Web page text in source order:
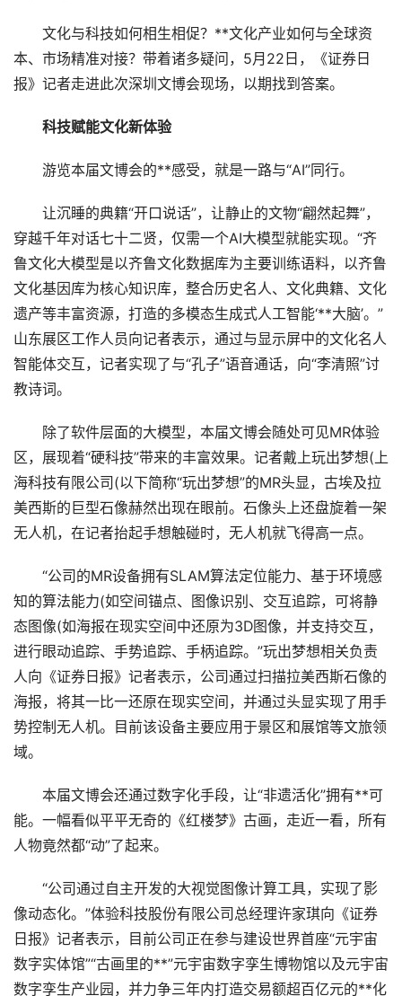
文化与科技如何相生相促？**文化产业如何与全球资
本、市场精准对接？带着诸多疑问，5月22日，《证券日
报》记者走进此次深圳文博会现场，以期找到答案。
科技赋能文化新体验
游览本届文博会的**感受，就是一路与“AI”同行。
让沉睡的典籍“开口说话”，让静止的文物“翩然起舞”，
穿越千年对话七十二贤，仅需一个AI大模型就能实现。“齐
鲁文化大模型是以齐鲁文化数据库为主要训练语料，以齐鲁
文化基因库为核心知识库，整合历史名人、文化典籍、文化
遗产等丰富资源，打造的多模态生成式人工智能‘**大脑’。”
山东展区工作人员向记者表示，通过与显示屏中的文化名人
智能体交互，记者实现了与“孔子”语音通话，向“李清照”讨
教诗词。
除了软件层面的大模型，本届文博会随处可见MR体验
区，展现着“硬科技”带来的丰富效果。记者戴上玩出梦想(上
海科技有限公司(以下简称“玩出梦想”的MR头显，古埃及拉
美西斯的巨型石像赫然出现在眼前。石像头上还盘旋着一架
无人机，在记者抬起手想触碰时，无人机就飞得高一点。
“公司的MR设备拥有SLAM算法定位能力、基于环境感
知的算法能力(如空间锚点、图像识别、交互追踪，可将静
态图像(如海报在现实空间中还原为3D图像，并支持交互，
进行眼动追踪、手势追踪、手柄追踪。”玩出梦想相关负责
人向《证券日报》记者表示，公司通过扫描拉美西斯石像的
海报，将其一比一还原在现实空间，并通过头显实现了用手
势控制无人机。目前该设备主要应用于景区和展馆等文旅领
域。
本届文博会还通过数字化手段，让“非遗活化”拥有**可
能。一幅看似平平无奇的《红楼梦》古画，走近一看，所有
人物竟然都“动”了起来。
“公司通过自主开发的大视觉图像计算工具，实现了影
像动态化。”体验科技股份有限公司总经理许家琪向《证券
日报》记者表示，目前公司正在参与建设世界首座“元宇宙
数字实体馆”“古画里的**”元宇宙数字孪生博物馆以及元宇宙
数字孪生产业园，并力争三年内打造交易额超百亿元的**化